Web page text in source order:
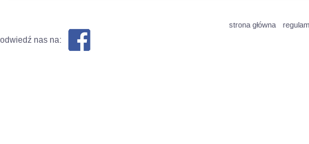
strona główna
odwiedź nas na: